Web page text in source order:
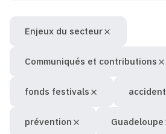
Enjeux du secteur
Communiqués et contributions
fonds festivals accident
prévention Guadeloupe